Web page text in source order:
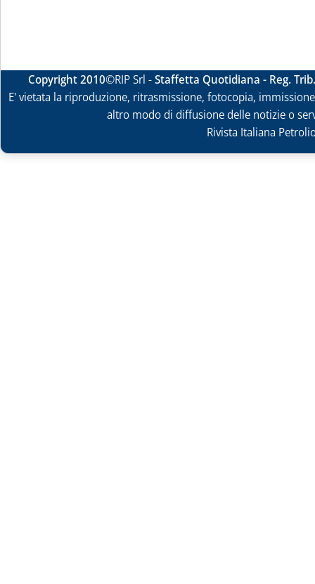
Copyright 2010©RIP Srl -Staffetta Quotidiana - Reg.
E' vietata la riproduzione, ritrasmissione, fotocopia,
altro modo di diffusione delle notizie o
Rivista Italiana